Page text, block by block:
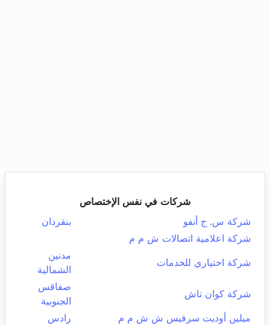
شركات في نفس الإختصاص
شركة س. ج أنفو
بنقردان
شركة اعلامية اتصالات ش م م
شركة اختياري للخدمات
مدنين
الشمالية
شركة كوان تاش
صفاقس
الجنوبية
ميلين أوديت سرفيس ش ش م م
رادس